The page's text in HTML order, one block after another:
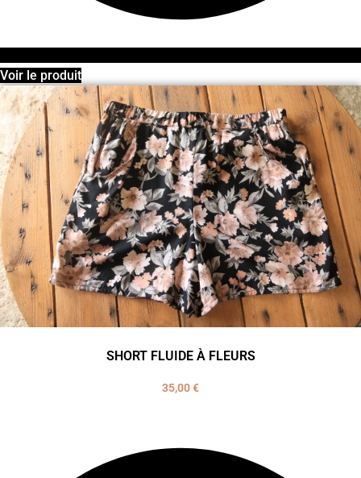
Voir le produit
SHORT FLUIDE À FLEURS
35,00€